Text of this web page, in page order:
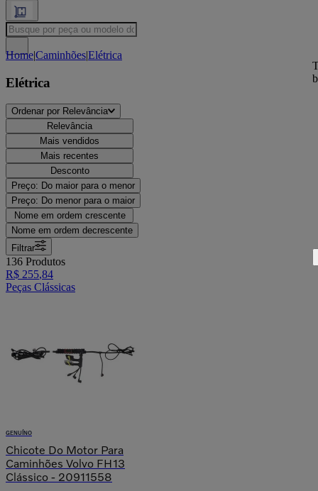
Busque por peça ou modelo do veículo
Home|Caminhões|Elétrica
Elétrica
Ordenar por Relevância
Relevância
Mais vendidos
Mais recentes
Desconto
Preço: Do maior para o menor
Preço: Do menor para o maior
Nome em ordem crescente
Nome em ordem decrescente
Filtrar
136 Produtos
R$ 255,84
Peças Clássicas
GENUÍNO
Chicote Do Motor Para
Caminhões Volvo FH13
Clássico - 20911558